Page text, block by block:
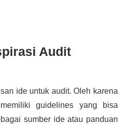
Audit
ide untuk audit. Oleh karena
guidelines yang bisa
sumber ide atau panduan